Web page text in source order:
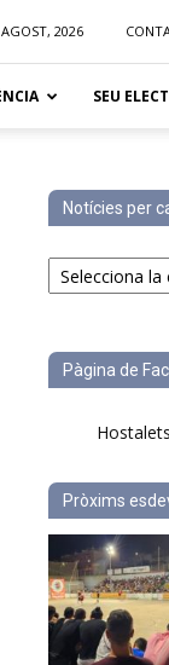
2026
SEU
Notícies per
Notícies
per
Pàgina de
Pròxims